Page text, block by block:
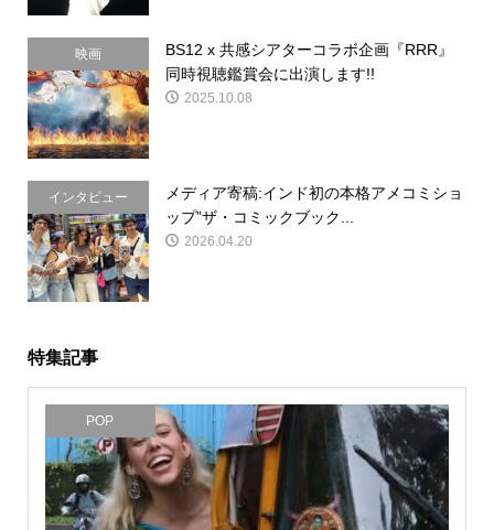
映画
BS12 x 共感シアターコラボ企画『RRR』
同時視聴鑑賞会に出演します!!
2025.10.08
インタビュー
メディア寄稿:インド初の本格アメコミショ
ップ”ザ・コミックブック...
2026.04.20
特集記事
POP